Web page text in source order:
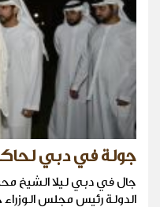
جولة في دبي
جال في دبي ليلا الشيخ
الدولة رئيس مجلس